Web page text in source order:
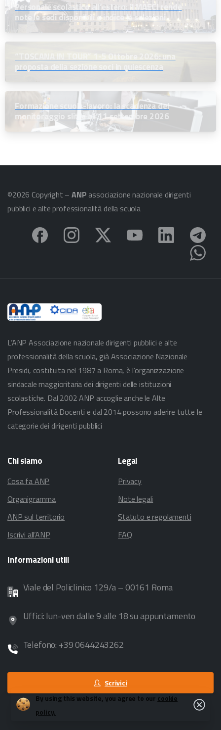
Personale scolastico all’estero: il MAECI rende
note le sedi disponibili e indice le selezioni
Formazione scuola-lavoro: la scadenza del
monitoraggio slitta all’11 settembre 2026
©2026 Copyright –ANP associazione nazionale dirigenti
pubblici e alte professionalità della scuola
L’ANP Associazione nazionale dirigenti pubblici e alte
professionalità della scuola, già Associazione Nazionale
Presidi, costituita nel 1987 a Roma, è l’organizzazione
sindacale maggioritaria dei dirigenti delle istituzioni
scolastiche. Dal 2002 ANP accoglie anche le Alte
Professionalità Docenti e dal 2014 possono aderire tutte le
categorie dei dirigenti pubblici
Chisiamo
Cosa fa ANP
Organigramma
ANP sul territorio
Iscrivi all’ANP
Legal
Privacy
Note legali
Statuto e regolamenti
FAQ
Informazioniutili
Viale del Policlinico 129/a – 00161 Roma
Uffici: lun-ven dalle 9 alle 18 su appuntamento
Telefono: +39 0644243262
Scrivici
By using this website, you agree to our cookie
policy.
Close